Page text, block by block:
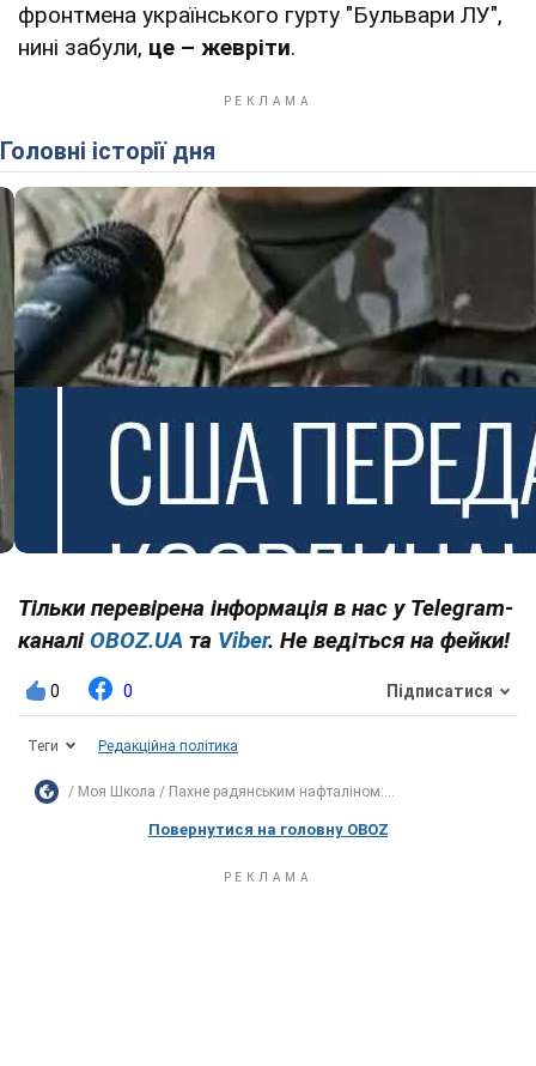
фронтмена українського гурту "Бульвари ЛУ",
нині забули, це – жевріти.
Головні історії дня
Тільки перевірена інформація в нас у Telegram-
каналі OBOZ.UA та Viber. Не ведіться на фейки!
0 0 Підписатися
Теги Редакційна політика
Моя Школа Пахне радянським нафталіном:...
Повернутися на головну OBOZ